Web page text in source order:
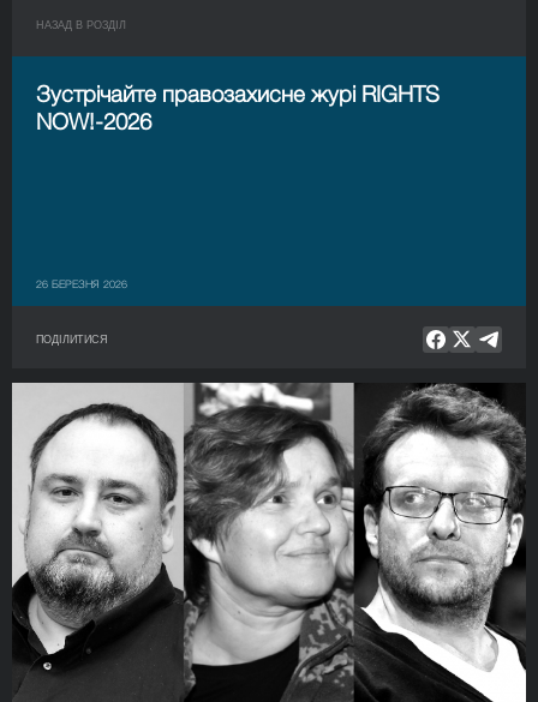
НАЗАД В РОЗДIЛ
Зустрічайте правозахисне журі RIGHTS
NOW!-2026
26 БЕРЕЗНЯ 2026
ПОДІЛИТИСЯ